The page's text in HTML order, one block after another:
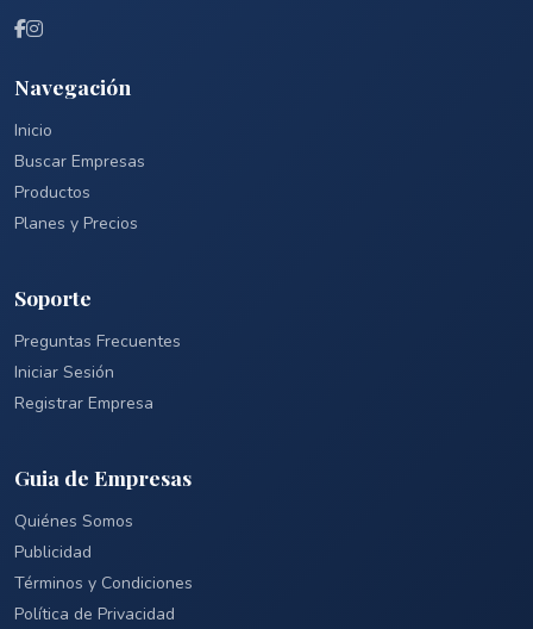
Navegación
Inicio
Buscar Empresas
Productos
Planes y Precios
Soporte
Preguntas Frecuentes
Iniciar Sesión
Registrar Empresa
Guia de Empresas
Quiénes Somos
Publicidad
Términos y Condiciones
Política de Privacidad